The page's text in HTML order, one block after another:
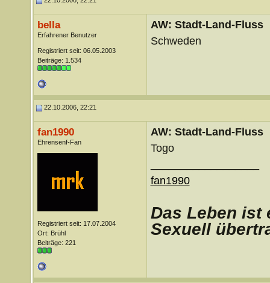
bella
Erfahrener Benutzer
Registriert seit: 06.05.2003
Beiträge: 1.534
AW: Stadt-Land-Fluss
Schweden
22.10.2006, 22:21
fan1990
Ehrensenf-Fan
Registriert seit: 17.07.2004
Ort: Brühl
Beiträge: 221
AW: Stadt-Land-Fluss
Togo
fan1990
Das Leben ist
Sexuell